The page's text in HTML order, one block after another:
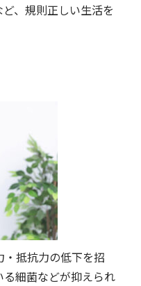
、規則正しい生活を
抵抗力の低下を招
細菌などが抑えられ